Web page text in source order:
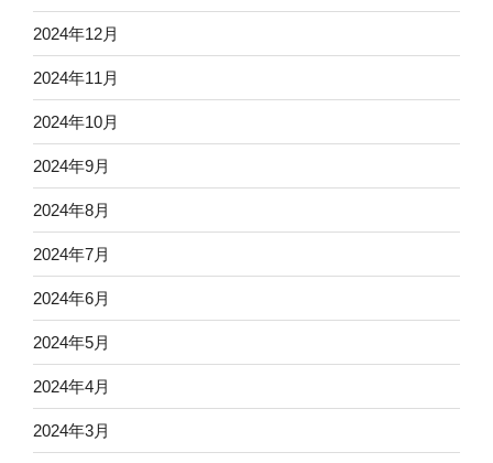
2024年12月
2024年11月
2024年10月
2024年9月
2024年8月
2024年7月
2024年6月
2024年5月
2024年4月
2024年3月